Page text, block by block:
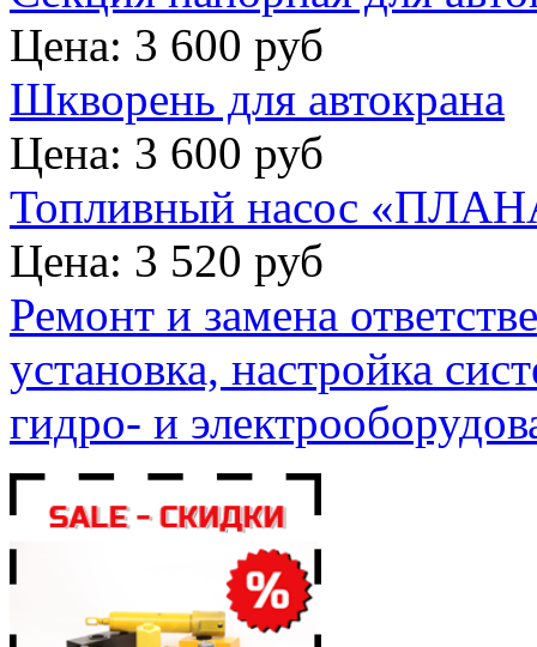
Цена: 3 600 руб
Шкворень для автокрана
Цена: 3 600 руб
Топливный насос
Цена: 3 520 руб
Ремонт и замена
установка, настройка
гидро- и